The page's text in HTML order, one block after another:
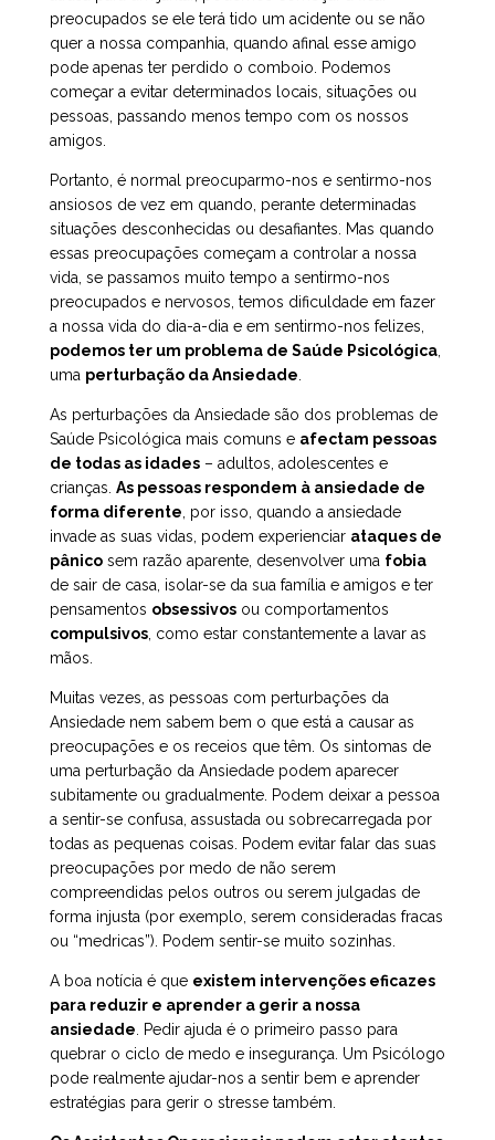
preocupados se ele terá tido um acidente ou se não
quer a nossa companhia, quando afinal esse amigo
pode apenas ter perdido o comboio. Podemos
começar a evitar determinados locais, situações ou
pessoas, passando menos tempo com os nossos
amigos.
Portanto, é normal preocuparmo-nos e sentirmo-nos
ansiosos de vez em quando, perante determinadas
situações desconhecidas ou desafiantes. Mas quando
essas preocupações começam a controlar a nossa
vida, se passamos muito tempo a sentirmo-nos
preocupados e nervosos, temos dificuldade em fazer
a nossa vida do dia-a-dia e em sentirmo-nos felizes,
podemos ter um problema de Saúde Psicológica
uma perturbação da Ansiedade
As perturbações da Ansiedade são dos problemas de
Saúde Psicológica mais comuns e afectam pessoas
de todas as idades – adultos, adolescentes e
crianças. As pessoas respondem à ansiedade de
forma diferente , por isso, quando a ansiedade
invade as suas vidas, podem experienciar ataques de
pânico sem razão aparente, desenvolver uma fobia
de sair de casa, isolar-se da sua família e amigos e ter
pensamentos obsessivos ou comportamentos
compulsivos , como estar constantemente a lavar as
mãos.
Muitas vezes, as pessoas com perturbações da
Ansiedade nem sabem bem o que está a causar as
preocupações e os receios que têm. Os sintomas de
uma perturbação da Ansiedade podem aparecer
subitamente ou gradualmente. Podem deixar a pessoa
a sentir-se confusa, assustada ou sobrecarregada por
todas as pequenas coisas. Podem evitar falar das suas
preocupações por medo de não serem
compreendidas pelos outros ou serem julgadas de
forma injusta (por exemplo, serem consideradas fracas
ou “medricas”). Podem sentir-se muito sozinhas.
A boa notícia é que existem intervenções eficazes
para reduzir e aprender a gerir a nossa
ansiedade . Pedir ajuda é o primeiro passo para
quebrar o ciclo de medo e insegurança. Um Psicólogo
pode realmente ajudar-nos a sentir bem e aprender
estratégias para gerir o stresse também.